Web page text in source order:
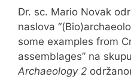
Dr. sc. Mario Novak
naslova
some examples from
assemblages” na skupu
Archaeology 2